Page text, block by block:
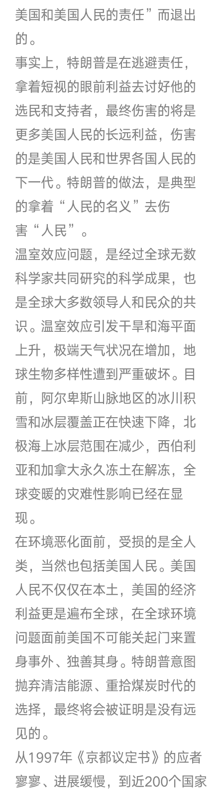
美国和美国人民的责任”而退出
的。
事实上，特朗普是在逃避责任，
拿着短视的眼前利益去讨好他的
选民和支持者，最终伤害的将是
更多美国人民的长远利益，伤害
的是美国人民和世界各国人民的
下一代。特朗普的做法，是典型
的拿着“人民的名义”去伤
害“人民”。
温室效应问题，是经过全球无数
科学家共同研究的科学成果，也
是全球大多数领导人和民众的共
识。温室效应引发干旱和海平面
上升，极端天气状况在增加，地
球生物多样性遭到严重破坏。目
前，阿尔卑斯山脉地区的冰川积
雪和冰层覆盖正在快速下降，北
极海上冰层范围在减少，西伯利
亚和加拿大永久冻土在解冻，全
球变暖的灾难性影响已经在显
现。
在环境恶化面前，受损的是全人
类，当然也包括美国人民。美国
人民不仅仅在本土，美国的经济
利益更是遍布全球，在全球环境
问题面前美国不可能关起门来置
身事外、独善其身。特朗普意图
抛弃清洁能源、重拾煤炭时代的
选择，最终将会被证明是没有远
见的。
从1997年《京都议定书》的应者
寥寥、进展缓慢，到近200个国家